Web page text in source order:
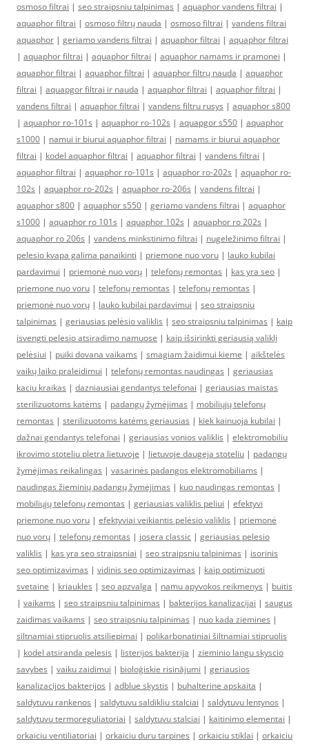
osmoso filtrai | seo straipsniu talpinimas | aquaphor vandens filtrai |
aquaphor filtrai | osmoso filtrų nauda | osmoso filtrai | vandens filtrai
aquaphor | geriamo vandens filtrai | aquaphor filtrai | aquaphor filtrai
| aquaphor filtrai | aquaphor filtrai | aquaphor namams ir pramonei |
aquaphor filtrai | aquaphor filtrai | aquaphor filtrų nauda | aquaphor
filtrai | aquapgor filtrai ir nauda | aquaphor filtrai | aquaphor filtrai |
vandens filtrai | aquaphor filtrai | vandens filtru rusys | aquaphor s800
| aquaphor ro-101s | aquaphor ro-102s | aquapgor s550 | aquaphor
s1000 | namui ir biurui aquaphor filtrai | namams ir biurui aquaphor
filtrai | kodel aquaphor filtrai | aquaphor filtrai | vandens filtrai |
aquaphor filtrai | aquaphor ro-101s | aquaphor ro-202s | aquaphor ro-
102s | aquaphor ro-202s | aquaphor ro-206s | vandens filtrai |
aquaphor s800 | aquaphor s550 | geriamo vandens filtrai | aquaphor
s1000 | aquaphor ro 101s | aquaphor 102s | aquaphor ro 202s |
aquaphor ro 206s | vandens minkstinimo filtrai | nugeležinimo filtrai |
pelesio kvapa galima panaikinti | priemone nuo voru | lauko kubilai
pardavimui | priemonė nuo vorų | telefonų remontas | kas yra seo |
priemone nuo voru | telefonų remontas | telefonų remontas |
priemonė nuo vorų | lauko kubilai pardavimui | seo straipsniu
talpinimas | geriausias pelėsio valiklis | seo straipsniu talpinimas | kaip
isvengti pelesio atsiradimo namuose | kaip išsirinkti geriausią valiklį
pelėsiui | puiki dovana vaikams | smagiam žaidimui kieme | aikštelės
vaikų laiko praleidimui | telefonų remontas naudingas | geriausias
kaciu kraikas | dazniausiai gendantys telefonai | geriausias maistas
sterilizuotoms katėms | padangų žymėjimas | mobiliųjų telefonų
remontas | sterilizuotoms katėms geriausias | kiek kainuoja kubilai |
dažnai gendantys telefonai | geriausias vonios valiklis | elektromobiliu
ikrovimo stoteliu pletra lietuvoje | lietuvoje daugeja stoteliu | padangų
žymėjimas reikalingas | vasarinės padangos elektromobiliams |
naudingas žieminių padangų žymėjimas | kuo naudingas remontas |
mobiliųjų telefonų remontas | geriausias valiklis peliui | efektyvi
priemone nuo voru | efektyviai veikiantis pelėsio valiklis | priemonė
nuo vorų | telefonų remontas | josera classic | geriausias pelesio
valiklis | kas yra seo straipsniai | seo straipsniu talpinimas | isorinis
seo optimizavimas | vidinis seo optimizavimas | kaip optimizuoti
svetaine | kriaukles | seo apzvalga | namu apyvokos reikmenys | buitis
| vaikams | seo straipsniu talpinimas | bakterijos kanalizacijai | saugus
zaidimas vaikams | seo straipsniu talpinimas | nuo kada ziemines |
siltnamiai stipruolis atsiliepimai | polikarbonatiniai šiltnamiai stipruolis
| kodel atsiranda pelesis | listerijos bakterija | zieminio langu skyscio
savybes | vaiku zaidimui | bioloģiskie risinājumi | geriausios
kanalizacijos bakterijos | adblue skystis | buhalterine apskaita |
saldytuvu rankenos | saldytuvu saldikliu stalciai | saldytuvu lentynos |
saldytuvu termoreguliatoriai | saldytuvu stalciai | kaitinimo elementai |
orkaiciu ventiliatoriai | orkaiciu duru tarpines | orkaiciu stiklai | orkaiciu